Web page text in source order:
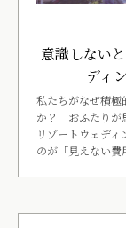
意識しない
ディ
私たちがなぜ積極
か？ おふたりが
リゾートウェデ
のが「見えない